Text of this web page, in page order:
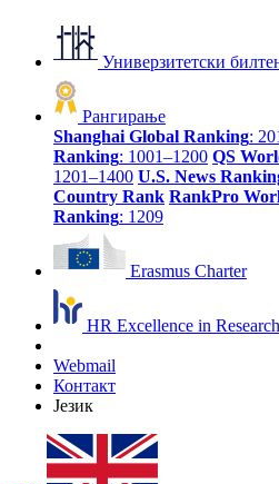
Универзитетски
Рангирање
Shanghai Global Ranking:
Ranking: 1001–1200 QS
1201–1400 U.S. News
Country Rank RankPro
Ranking: 1209
Erasmus Charter
HR Excellence in Research
Webmail
Контакт
Језик